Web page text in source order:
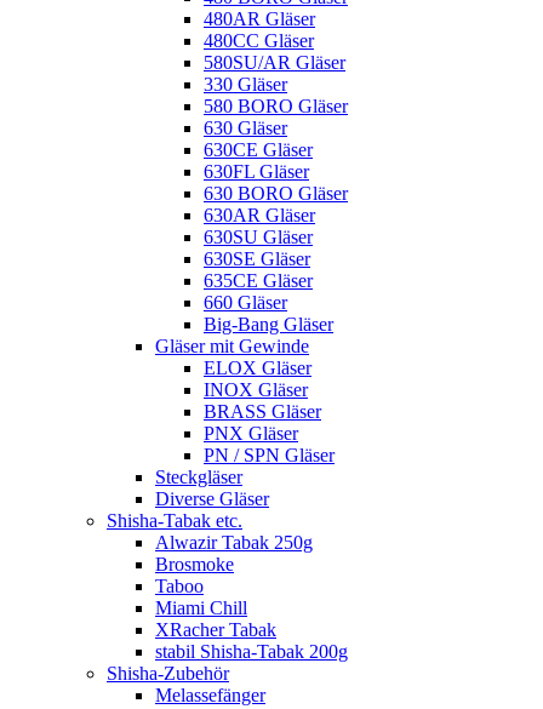
480AR Gläser
480CC Gläser
580SU/AR Gläser
330 Gläser
580 BORO Gläser
630 Gläser
630CE Gläser
630FL Gläser
630 BORO Gläser
630AR Gläser
630SU Gläser
630SE Gläser
635CE Gläser
660 Gläser
Big-Bang Gläser
Gläser mit Gewinde
ELOX Gläser
INOX Gläser
BRASS Gläser
PNX Gläser
PN / SPN Gläser
Steckgläser
Diverse Gläser
Shisha-Tabak etc.
Alwazir Tabak 250g
Brosmoke
Taboo
Miami Chill
XRacher Tabak
stabil Shisha-Tabak 200g
Shisha-Zubehör
Melassefänger